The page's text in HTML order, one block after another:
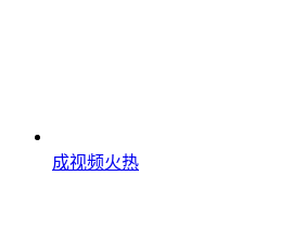
成视频火热